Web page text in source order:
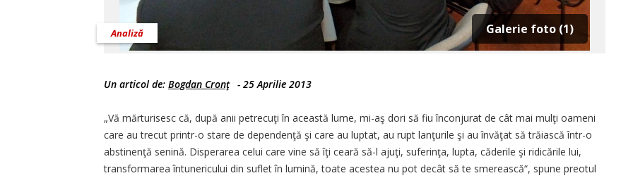
Galerie foto (1)
Analiză
Un articol de: Bogdan Cronţ - 25 Aprilie 2013
„Vă mărturisesc că, după anii petrecuţi în această lume, mi-aş dori să fiu înconjurat de cât mai mulţi oameni
care au trecut printr-o stare de dependenţă şi care au luptat, au rupt lanţurile şi au învăţat să trăiască într-o
abstinenţă senină. Disperarea celui care vine să îţi ceară să-l ajuţi, suferinţa, lupta, căderile şi ridicările lui,
transformarea întunericului din suflet în lumină, toate acestea nu pot decât să te smerească“, spune preotul